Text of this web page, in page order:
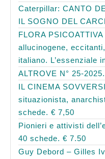
Caterpillar: CANTO
IL SOGNO DEL
FLORA
allucinogene,
italiano. L’essenziale
ALTROVE N° 25-
IL CINEMA
situazionista,
schede. € 7,50
Pionieri e attivisti
40 schede. € 7.50
Guy Debord – Gilles